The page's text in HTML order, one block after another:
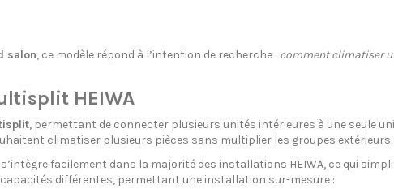
salon, ce modèle répond à l’intention de recherche : comment climatiser
HEIWA
, permettant de connecter plusieurs unités intérieures à une seule
climatiser plusieurs pièces sans multiplier les groupes extérieurs.
s’intègre facilement dans la majorité des installations HEIWA, ce qui
différentes, permettant une installation sur-mesure :